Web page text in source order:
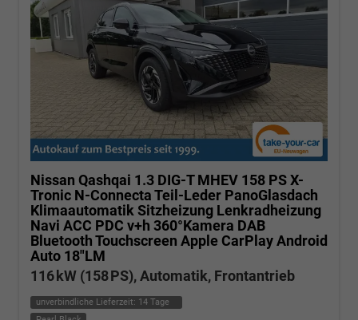
Nissan Qashqai 1.3 DIG-T MHEV 158 PS X-
Tronic N-Connecta Teil-Leder PanoGlasdach
Klimaautomatik Sitzheizung Lenkradheizung
Navi ACC PDC v+h 360°Kamera DAB
Bluetooth Touchscreen Apple CarPlay Android
Auto 18"LM
116 kW (158 PS), Automatik, Frontantrieb
unverbindliche Lieferzeit: 14 Tage